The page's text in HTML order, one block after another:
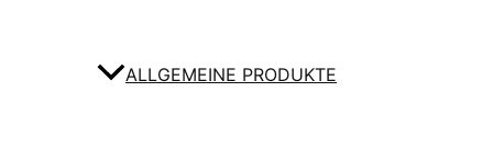
ALLGEMEINE PRODUKTE